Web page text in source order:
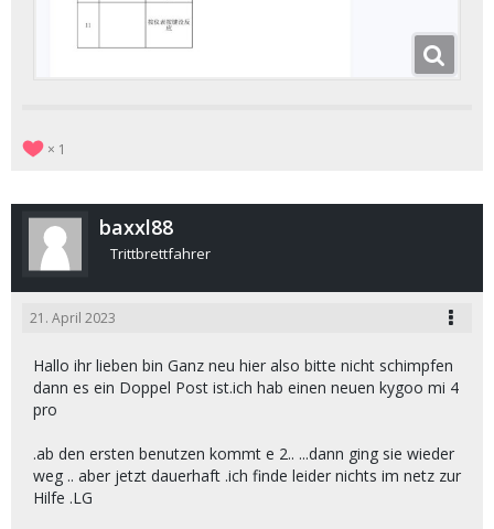
1
baxxl88
Trittbrettfahrer
21. April 2023
Hallo ihr lieben bin Ganz neu hier also bitte nicht schimpfen
dann es ein Doppel Post ist.ich hab einen neuen kygoo mi 4
pro
.ab den ersten benutzen kommt e 2.. ...dann ging sie wieder
weg .. aber jetzt dauerhaft .ich finde leider nichts im netz zur
Hilfe .LG